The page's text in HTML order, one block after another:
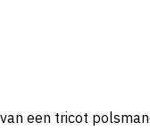
een tricot